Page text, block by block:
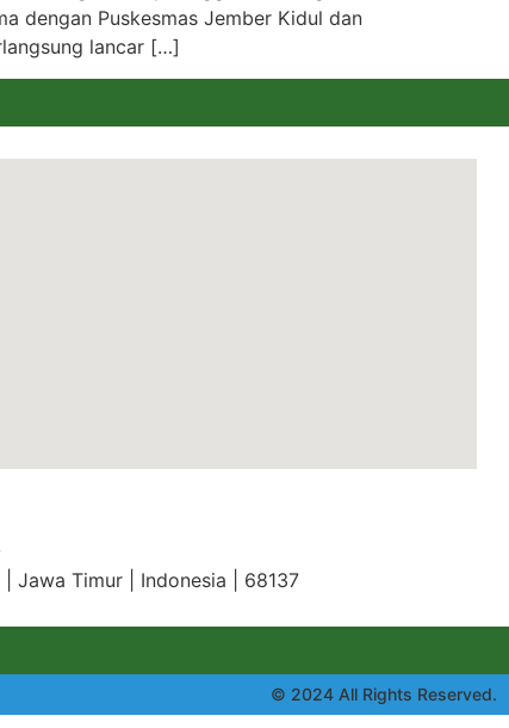
dengan Puskesmas Jember Kidul dan
lancar […]
Jawa Timur | Indonesia | 68137
© 2024 All Rights Reserved.